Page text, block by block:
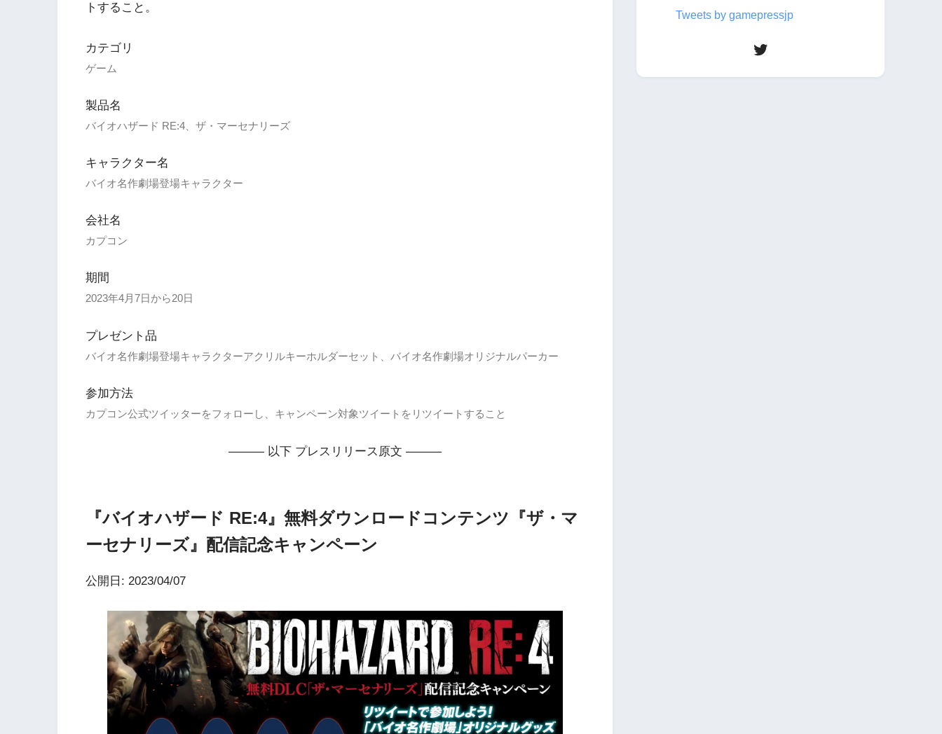
トすること。
カテゴリ
ゲーム
製品名
バイオハザード RE:4、ザ・マーセナリーズ
キャラクター名
バイオ名作劇場登場キャラクター
会社名
カプコン
期間
2023年4月7日から20日
プレゼント品
バイオ名作劇場登場キャラクターアクリルキーホルダーセット、バイオ名作劇場オリジナルパーカー
参加方法
カプコン公式ツイッターをフォローし、キャンペーン対象ツイートをリツイートすること
——— 以下 プレスリリース原文 ———
『バイオハザード RE:4』無料ダウンロードコンテンツ『ザ・マ
ーセナリーズ』配信記念キャンペーン
公開日: 2023/04/07
Tweets by gamepressjp